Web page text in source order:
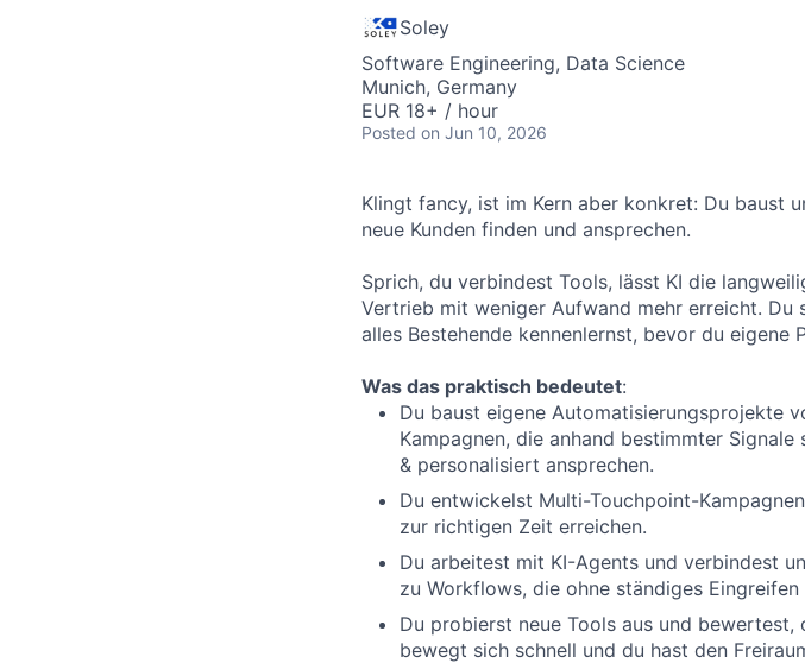
Soley
Software Engineering, Data Science
Munich, Germany
EUR 18+ / hour
Posted on Jun 10, 2026
Klingt fancy, ist im Kern aber konkret: Du baust
neue Kunden finden und ansprechen.
Sprich, du verbindest Tools, lässt KI die
Vertrieb mit weniger Aufwand mehr erreicht.
alles Bestehende kennenlernst, bevor du eigene
Was das praktisch bedeutet:
Du baust eigene Automatisierungsprojekte
Kampagnen, die anhand bestimmter
& personalisiert ansprechen.
Du entwickelst Multi-Touchpoint-
zur richtigen Zeit erreichen.
Du arbeitest mit KI-Agents und verbindest
zu Workflows, die ohne ständiges Eingreifen
Du probierst neue Tools aus und
bewegt sich schnell und du hast den